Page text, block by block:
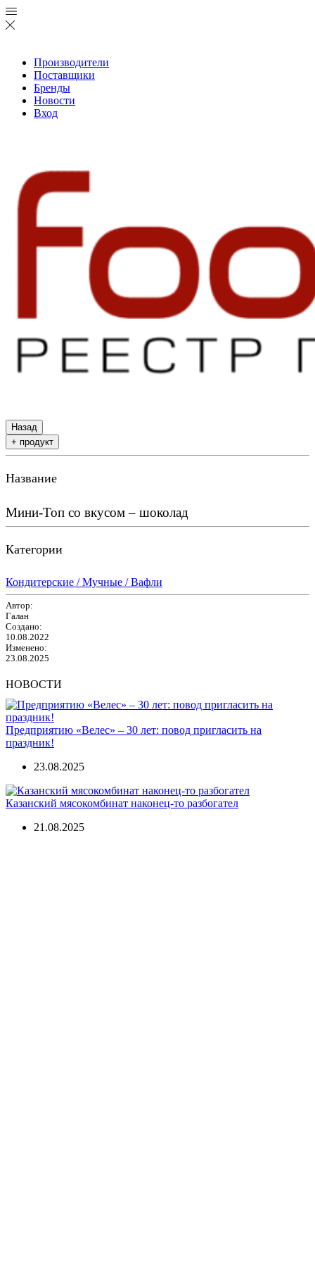
Производители
Поставщики
Бренды
Новости
Вход
Назад
+ продукт
Название
Мини-Топ со вкусом – шоколад
Категории
Кондитерские / Мучные / Вафли
Автор:
Галан
Создано:
10.08.2022
Изменено:
23.08.2025
НОВОСТИ
Предприятию «Велес» – 30 лет: повод пригласить на
праздник!
23.08.2025
Казанский мясокомбинат наконец-то разбогател
21.08.2025